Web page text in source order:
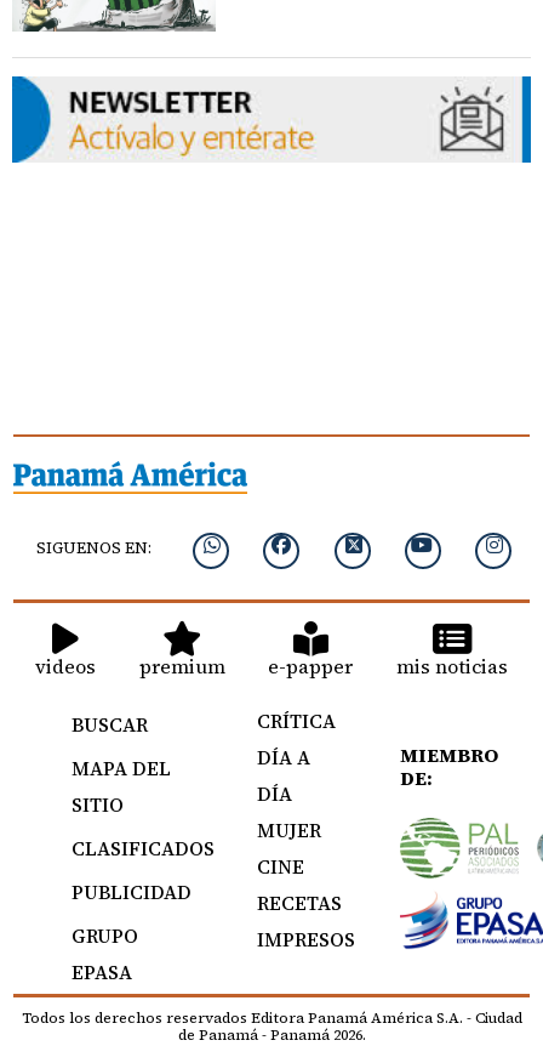
SIGUENOS EN:
videos premium e-papper mis noticias
BUSCAR
MAPA DEL
SITIO
CLASIFICADOS
PUBLICIDAD
GRUPO
EPASA
CRÍTICA
DÍA A
DÍA
MUJER
CINE
RECETAS
IMPRESOS
MIEMBRO
DE:
Todos los derechos reservados Editora Panamá América S.A. - Ciudad
de Panamá - Panamá 2026.